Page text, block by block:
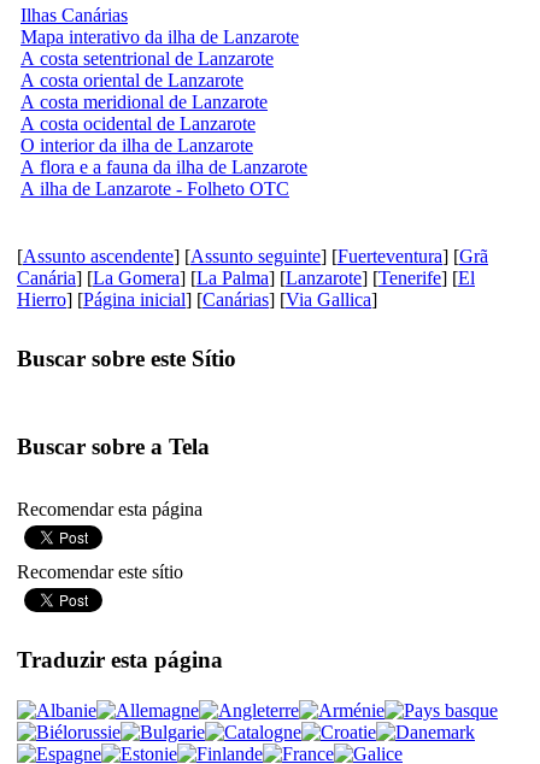
Ilhas Canárias
Mapa interativo da ilha de Lanzarote
A costa setentrional de Lanzarote
A costa oriental de Lanzarote
A costa meridional de Lanzarote
A costa ocidental de Lanzarote
O interior da ilha de Lanzarote
A flora e a fauna da ilha de Lanzarote
A ilha de Lanzarote - Folheto OTC
[Assunto ascendente] [Assunto seguinte] [Fuerteventura] [Grã
Canária] [La Gomera] [La Palma] [Lanzarote] [Tenerife] [El
Hierro] [Página inicial] [Canárias] [Via Gallica]
Buscar sobre este Sítio
Buscar sobre a Tela
Recomendar esta página
Recomendar este sítio
Traduzir esta página